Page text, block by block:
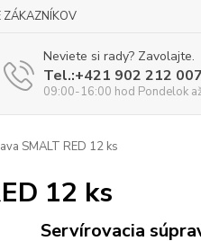
ZÁKAZNÍKOV
Neviete si rady? Zavolajte.
Tel.:+421 902 212 007
09:00-16:00 hod Pondelok
SMALT RED 12 ks
12 ks
Servírovacia